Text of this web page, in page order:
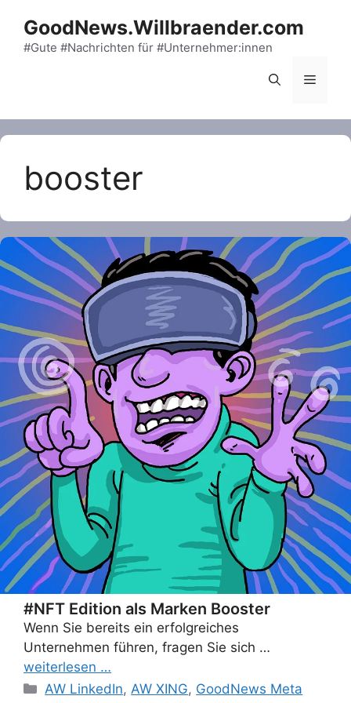
content
GoodNews.Willbraender.com
#Gute #Nachrichten für #Unternehmer:innen
Menu
booster
#NFT Edition als Marken Booster
Wenn Sie bereits ein erfolgreiches
Unternehmen führen, fragen Sie sich …
weiterlesen …
Categories
AW LinkedIn, AW XING, GoodNews Meta